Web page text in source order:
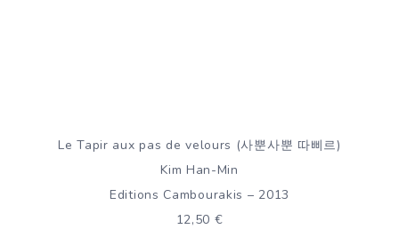
Le Tapir aux pas de velours (사뿐사뿐 따삐르)
Kim Han-Min
Editions Cambourakis – 2013
12,50 €